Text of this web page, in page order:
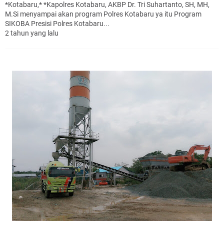
*Kotabaru,* *Kapolres Kotabaru, AKBP Dr. Tri Suhartanto, SH, MH,
M.Si menyampai akan program Polres Kotabaru ya itu Program
SIKOBA Presisi Polres Kotabaru...
2 tahun yang lalu